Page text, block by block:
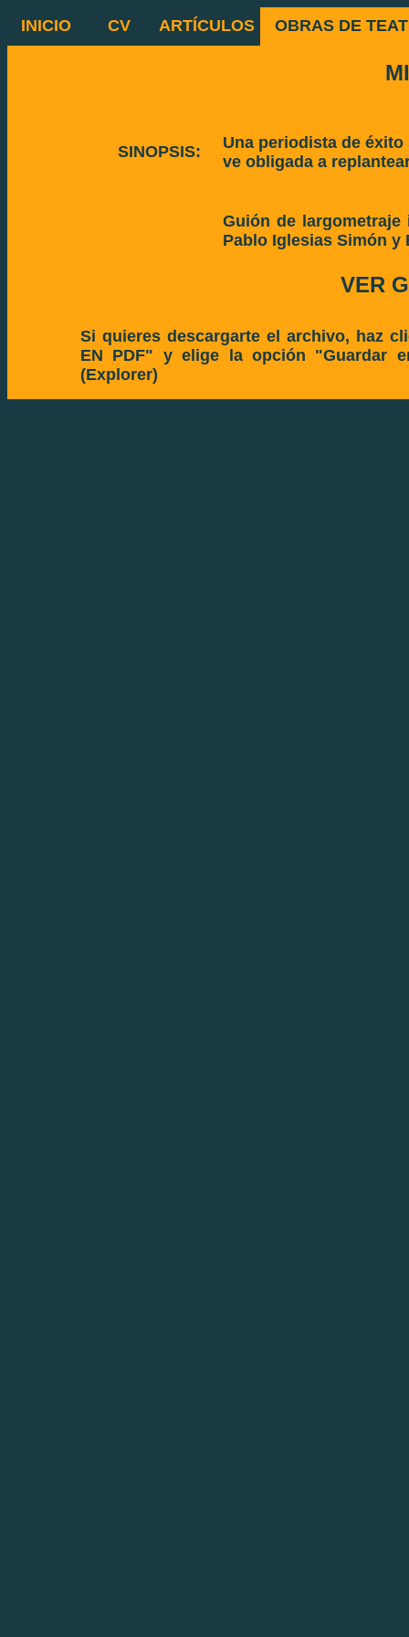
INICIO CV ARTÍCULOS OBRAS DE
SINOPSIS:
Una periodista de
ve obligada a
Guión de
Pablo Iglesias Simón y
VER
Si quieres descargarte el archivo, haz
EN PDF" y elige la opción "Guardar
(Explorer)